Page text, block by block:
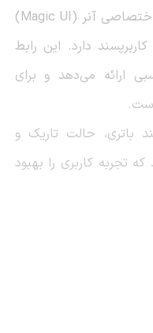
Honor Play 10 4G با رابط کاربری اختصاصی آنر (Magic UI)
دارد. این رابط
ارائه می‌دهد و برای
باتری، حالت تاریک و
تجربه کاربری را بهبود